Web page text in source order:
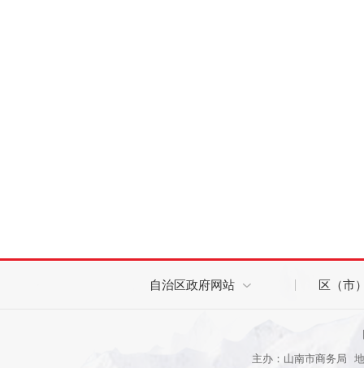
自治区政府网站 区（市
主办：山南市商务局